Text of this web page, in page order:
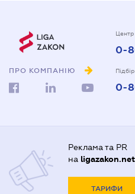
ПРО КОМПАНІЮ
Центр
0-
0-
Реклама та PR
на ligazakon.net
ТАРИФИ